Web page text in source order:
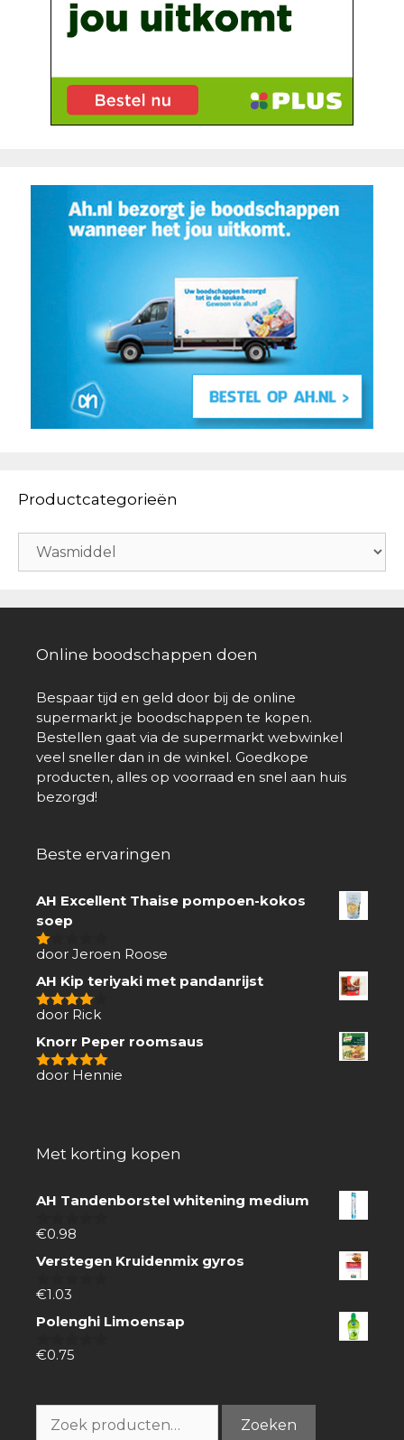
Productcategorieën
Online boodschappen doen
Bespaar tijd en geld door bij de online
supermarkt je boodschappen te kopen.
Bestellen gaat via de supermarkt webwinkel
veel sneller dan in de winkel. Goedkope
producten, alles op voorraad en snel aan huis
bezorgd!
Beste ervaringen
AH Excellent Thaise pompoen-kokos
soep
1
5
door Jeroen Roose
AH Kip teriyaki met pandanrijst
4van 5
door Rick
Knorr Peper roomsaus
5van 5
door Hennie
Met korting kopen
AH Tandenborstel whitening medium
0
5
€0.98
Verstegen Kruidenmix gyros
0
5
€1.03
Polenghi Limoensap
0
€0.75
naar:
Zoeken